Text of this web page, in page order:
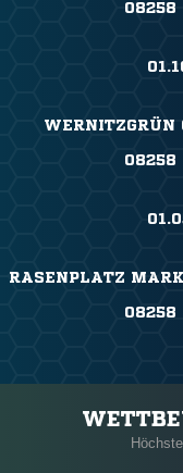
08258
WERNITZGRÜN
08258
RASENPLATZ
08258